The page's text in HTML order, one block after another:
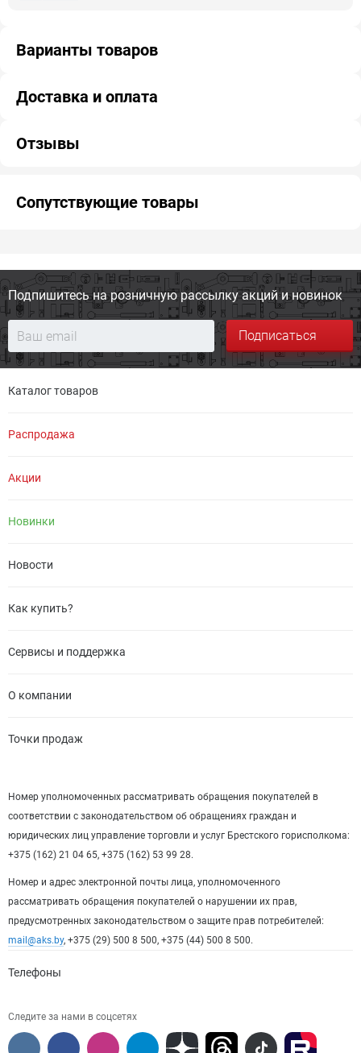
Варианты товаров
Доставка и оплата
Отзывы
Сопутствующие товары
Подпишитесь на розничную рассылку акций и новинок
Подписаться
Каталог товаров
Распродажа
Акции
Новинки
Новости
Как купить?
Сервисы и поддержка
О компании
Точки продаж
Номер уполномоченных рассматривать обращения покупателей в
соответствии с законодательством об обращениях граждан и
юридических лиц управление торговли и услуг Брестского горисполкома:
+375 (162) 21 04 65, +375 (162) 53 99 28.
Номер и адрес электронной почты лица, уполномоченного
рассматривать обращения покупателей о нарушении их прав,
предусмотренных законодательством о защите прав потребителей:
mail@aks.by, +375 (29) 500 8 500, +375 (44) 500 8 500.
Телефоны
Следите за нами в соцсетях